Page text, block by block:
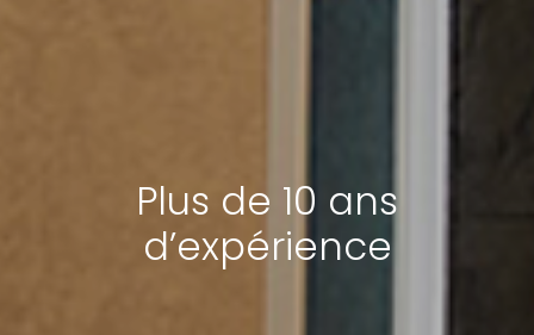
Plus de 10 ans
d’expérience